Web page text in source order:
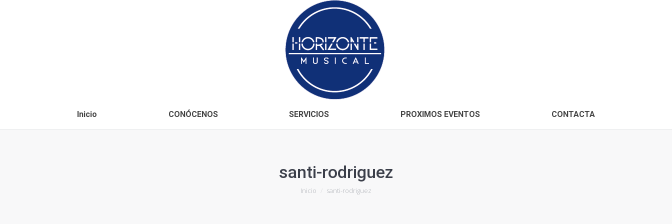
Inicio CONÓCENOS SERVICIOS PROXIMOS EVENTOS CONTACTA
santi-rodriguez
Estás aquí:
Inicio santi-rodriguez
CONÓCENOS